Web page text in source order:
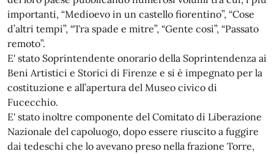
importanti, “Medioevo in un castello fiorentino”, “Cose
d’altri tempi”, “Tra spade e mitre”, “Gente così”, “Passato
remoto”.
E' stato Soprintendente onorario della Soprintendenza ai
Beni Artistici e Storici di Firenze e si è impegnato per la
costituzione e all’apertura del Museo civico di
Fucecchio.
E' stato inoltre componente del Comitato di Liberazione
Nazionale del capoluogo, dopo essere riuscito a fuggire
dai tedeschi che lo avevano preso nella frazione Torre,